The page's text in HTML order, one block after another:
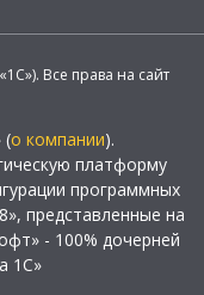
Все права на сайт
(о компании).
платформу
программных
представленные на
- 100% дочерней
1С»